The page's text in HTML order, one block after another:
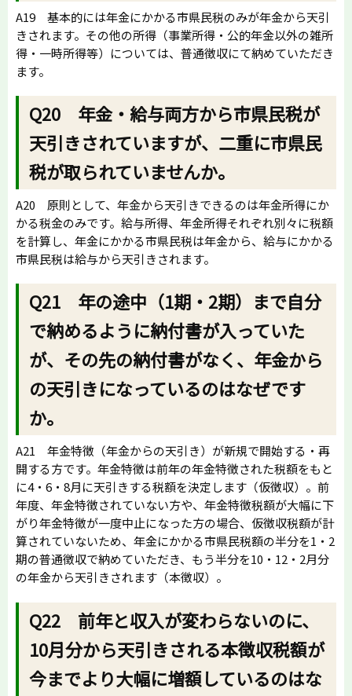
A19 基本的には年金にかかる市県民税のみが年金から天引
きされます。その他の所得（事業所得・公的年金以外の雑所
得・一時所得等）については、普通徴収にて納めていただき
ます。
Q20 年金・給与両方から市県民税が
天引きされていますが、二重に市県民
税が取られていませんか。
A20 原則として、年金から天引きできるのは年金所得にか
かる税金のみです。給与所得、年金所得それぞれ別々に税額
を計算し、年金にかかる市県民税は年金から、給与にかかる
市県民税は給与から天引きされます。
Q21 年の途中（1期・2期）まで自分
で納めるように納付書が入っていた
が、その先の納付書がなく、年金から
の天引きになっているのはなぜです
か。
A21 年金特徴（年金からの天引き）が新規で開始する・再
開する方です。年金特徴は前年の年金特徴された税額をもと
に4・6・8月に天引きする税額を決定します（仮徴収）。前
年度、年金特徴されていない方や、年金特徴税額が大幅に下
がり年金特徴が一度中止になった方の場合、仮徴収税額が計
算されていないため、年金にかかる市県民税額の半分を1・2
期の普通徴収で納めていただき、もう半分を10・12・2月分
の年金から天引きされます（本徴収）。
Q22 前年と収入が変わらないのに、
10月分から天引きされる本徴収税額が
今までより大幅に増額しているのはな